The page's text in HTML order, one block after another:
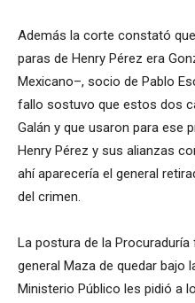
Además la corte constató
paras de Henry Pérez era
Mexicano–, socio de Pablo
fallo sostuvo que estos dos
Galán y que usaron para ese
Henry Pérez y sus alianzas
ahí aparecería el general
del crimen.
La postura de la
general Maza de quedar bajo
Ministerio Público les pidió a